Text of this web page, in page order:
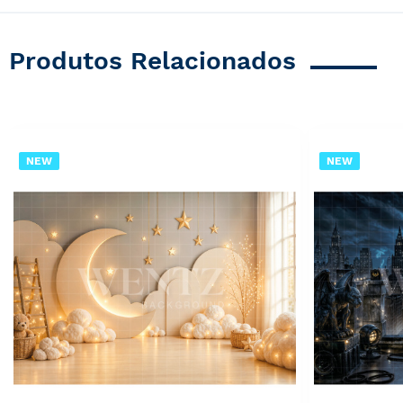
Produtos Relacionados
NEW NEW